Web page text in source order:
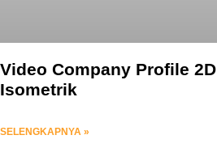
Video Company Profile 2D
Isometrik
SELENGKAPNYA »